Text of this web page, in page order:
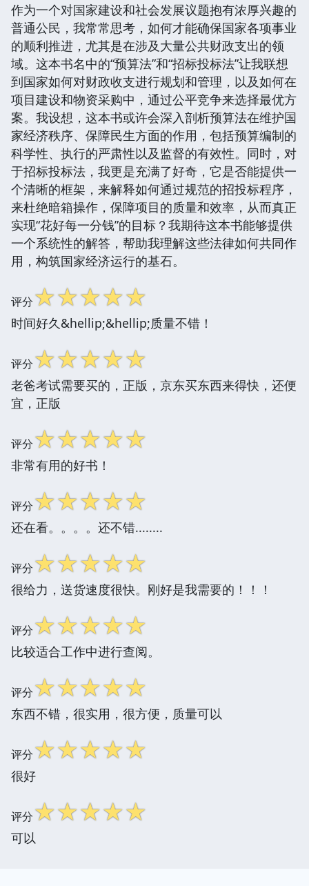
作为一个对国家建设和社会发展议题抱有浓厚兴趣的
普通公民，我常常思考，如何才能确保国家各项事业
的顺利推进，尤其是在涉及大量公共财政支出的领
域。这本书名中的“预算法”和“招标投标法”让我联想
到国家如何对财政收支进行规划和管理，以及如何在
项目建设和物资采购中，通过公平竞争来选择最优方
案。我设想，这本书或许会深入剖析预算法在维护国
家经济秩序、保障民生方面的作用，包括预算编制的
科学性、执行的严肃性以及监督的有效性。同时，对
于招标投标法，我更是充满了好奇，它是否能提供一
个清晰的框架，来解释如何通过规范的招投标程序，
来杜绝暗箱操作，保障项目的质量和效率，从而真正
实现“花好每一分钱”的目标？我期待这本书能够提供
一个系统性的解答，帮助我理解这些法律如何共同作
用，构筑国家经济运行的基石。
评分☆☆☆☆☆
时间好久&hellip;&hellip;质量不错！
评分☆☆☆☆☆
老爸考试需要买的，正版，京东买东西来得快，还便
宜，正版
评分☆☆☆☆☆
非常有用的好书！
评分☆☆☆☆☆
还在看。。。。还不错........
评分☆☆☆☆☆
很给力，送货速度很快。刚好是我需要的！！！
评分☆☆☆☆☆
比较适合工作中进行查阅。
评分☆☆☆☆☆
东西不错，很实用，很方便，质量可以
评分☆☆☆☆☆
很好
评分☆☆☆☆☆
可以